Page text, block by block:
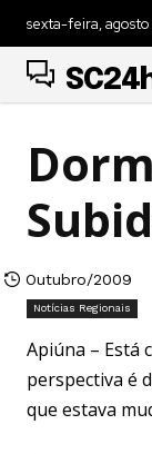
sexta-feira, agosto
Outubro/2009
Notícias Regionais
Apiúna – Está
perspectiva é
que estava